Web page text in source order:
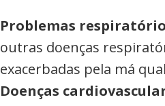
Problemas
outras doenças
exacerbadas pela má
Doenças